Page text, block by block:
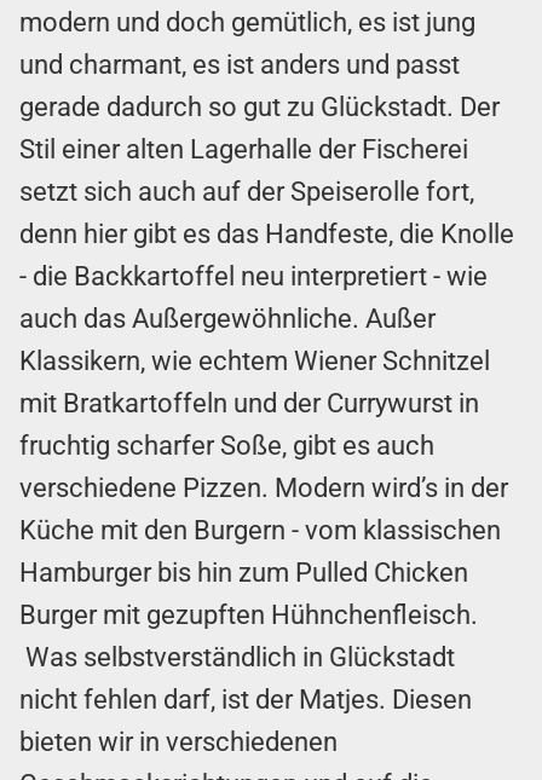
modern und doch gemütlich, es ist jung
und charmant, es ist anders und passt
gerade dadurch so gut zu Glückstadt. Der
Stil einer alten Lagerhalle der Fischerei
setzt sich auch auf der Speiserolle fort,
denn hier gibt es das Handfeste, die Knolle
- die Backkartoffel neu interpretiert - wie
auch das Außergewöhnliche. Außer
Klassikern, wie echtem Wiener Schnitzel
mit Bratkartoffeln und der Currywurst in
fruchtig scharfer Soße, gibt es auch
verschiedene Pizzen. Modern wird’s in der
Küche mit den Burgern - vom klassischen
Hamburger bis hin zum Pulled Chicken
Burger mit gezupften Hühnchenfleisch.
Was selbstverständlich in Glückstadt
nicht fehlen darf, ist der Matjes. Diesen
bieten wir in verschiedenen